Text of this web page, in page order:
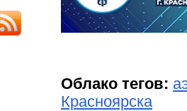
Облако тегов:
Красноярска